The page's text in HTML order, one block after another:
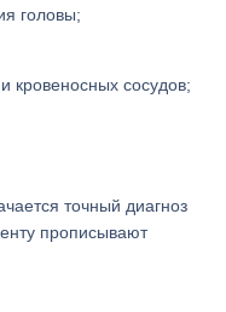
головы;
кровеносных сосудов;
точный диагноз
прописывают